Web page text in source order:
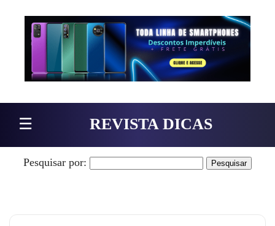
Pular para o conteúdo
☰ REVISTA DICAS
Pesquisar por: